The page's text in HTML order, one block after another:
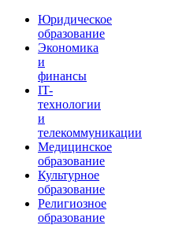
Юридическое
образование
Экономика
и
финансы
IT-
технологии
и
телекоммуникации
Медицинское
образование
Культурное
образование
Религиозное
образование